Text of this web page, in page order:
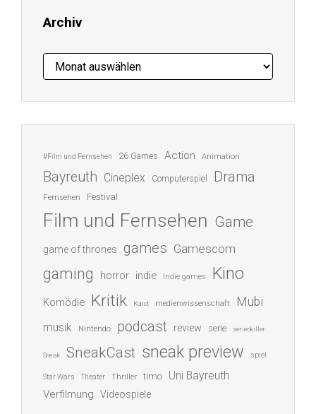
Archiv
Archiv
#Film und Fernsehen 26 Games Action Animation
Bayreuth Cineplex Computerspiel Drama
Fernsehen Festival
Film und Fernsehen Game
game of thrones games Gamescom
gaming horror indie Indie games Kino
Komödie Kritik Kunst medienwissenschaft Mubi
musik Nintendo podcast review serie serienkiller
Sneak SneakCast sneak preview spiel
Star Wars Theater Thriller timo Uni Bayreuth
Verfilmung Videospiele